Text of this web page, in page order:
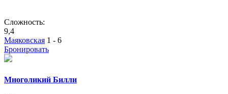
Сложность:
9,4
Маяковская 1 - 6
Бронировать
Многоликий Билли